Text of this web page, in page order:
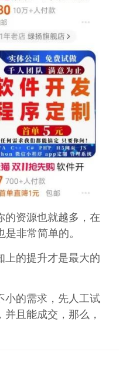
的资源也就越多，在
非常简单的。
上的提升才是最大的
小的需求，先人工试
且能成交，那么，